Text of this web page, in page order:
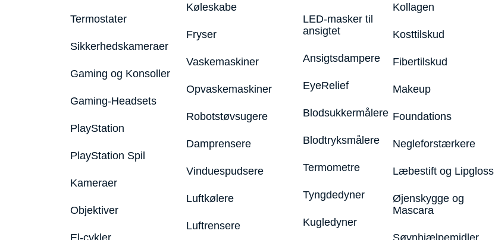
Termostater
Sikkerhedskameraer
Gaming og Konsoller
Gaming-Headsets
PlayStation
PlayStation Spil
Kameraer
Objektiver
El-cykler,
Køleskabe
Fryser
Vaskemaskiner
Opvaskemaskiner
Robotstøvsugere
Damprensere
Vinduespudsere
Luftkølere
Luftrensere
LED-masker til
ansigtet
Ansigtsdampere
EyeRelief
Blodsukkermålere
Blodtryksmålere
Termometre
Tyngdedyner
Kugledyner
Kollagen
Kosttilskud
Fibertilskud
Makeup
Foundations
Negleforstærkere
Læbestift og Lipgloss
Øjenskygge og
Mascara
Søvnhjælpemidler